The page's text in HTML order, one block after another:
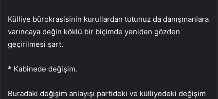
Külliye bürokrasisinin kurullardan tutunuz da danışmanlara
varıncaya değin köklü bir biçimde yeniden gözden
geçirilmesi şart.
* Kabinede değişim.
Buradaki değişim anlayışı partideki ve külliyedeki değişim